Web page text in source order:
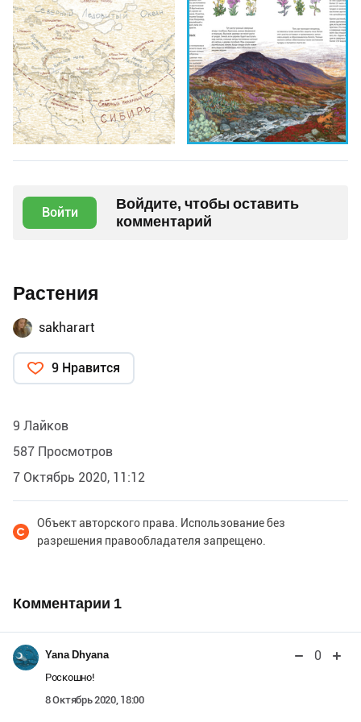
Войти
Войдите, чтобы оставить
комментарий
Растения
sakharart
9 Нравится
9 Лайков
587 Просмотров
7 Октябрь 2020, 11:12
Объект авторского права. Использование без
разрешения правообладателя запрещено.
Комментарии 1
Yana Dhyana 0
Роскошно!
8 Октябрь 2020, 18:00